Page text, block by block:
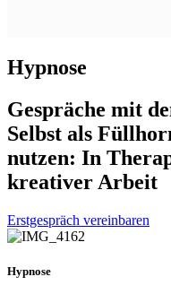
Hypnose
Gespräche mit
Selbst als
nutzen: In
kreativer Arbeit
Erstgespräch vereinbaren
Hypnose